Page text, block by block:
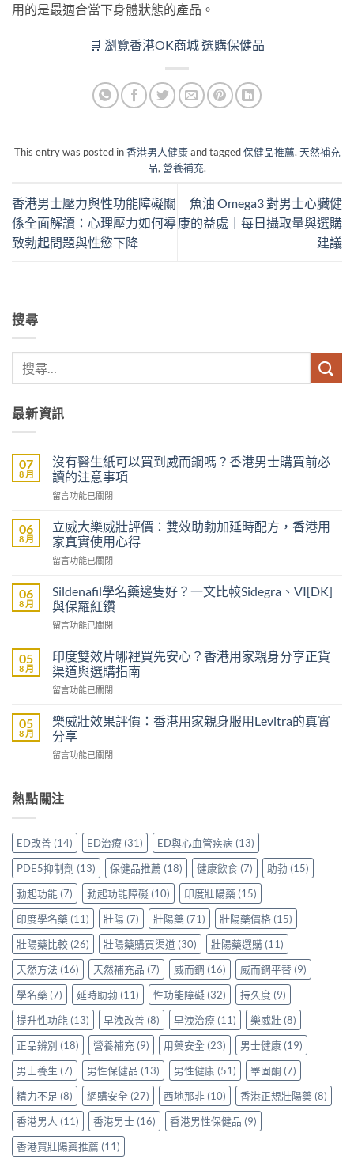
用的是最適合當下身體狀態的產品。
🛒 瀏覽香港OK商城 選購保健品
This entry was posted in香港男人健康and tagged保健品推薦, 天然補充
品, 營養補充.
香港男士壓力與性功能障礙關
係全面解讀：心理壓力如何導
致勃起問題與性慾下降
魚油 Omega3 對男士心臟健
康的益處｜每日攝取量與選購
建議
搜尋
最新資訊
07
8 月
沒有醫生紙可以買到威而鋼嗎？香港男士購買前必
讀的注意事項
在
有
醫
生
紙
以
買
到
威
鋼
嗎？
港
士
購
買
讀
的
意
事
項〉
中
留言功能已關閉
06
8 月
立威大樂威壯評價：雙效助勃加延時配方，香港用
家真實使用心得
在
威
大
樂
威
評
價：
雙
效
勃
加
時
香
家
真
實
使
用
心
得〉
中
留言功能已關閉
06
8 月
Sildenafil學名藥邊隻好？一文比較Sidegra、VI[DK]
與保羅紅鑽
在
學
名
藥
邊
好？
一
文
比
VI[DK]
羅
紅
鑽〉
中
留言功能已關閉
05
8 月
印度雙效片哪裡買先安心？香港用家親身分享正貨
渠道與選購指南
在
度
雙
效
片
買
心？
香
港
用
家
親
身
分
享
正
貨
渠
道
與
選
購
指
南〉
中
留言功能已關閉
05
8 月
樂威壯效果評價：香港用家親身服用Levitra的真實
分享
在
壯
效
評
價：
香
港
用
家
親
身
服
用
Levitra
的
真
實
分
享〉
中
留言功能已關閉
熱點關注
ED改善 (14) ED治療 (31) ED與心血管疾病 (13)
PDE5抑制劑 (13) 保健品推薦 (18) 健康飲食 (7) 助勃 (15)
勃起功能 (7) 勃起功能障礙 (10) 印度壯陽藥 (15)
印度學名藥 (11) 壯陽 (7) 壯陽藥 (71) 壯陽藥價格 (15)
壯陽藥比較 (26) 壯陽藥購買渠道 (30) 壯陽藥選購 (11)
天然方法 (16) 天然補充品 (7) 威而鋼 (16) 威而鋼平替 (9)
學名藥 (7) 延時助勃 (11) 性功能障礙 (32) 持久度 (9)
提升性功能 (13) 早洩改善 (8) 早洩治療 (11) 樂威壯 (8)
正品辨別 (18) 營養補充 (9) 用藥安全 (23) 男士健康 (19)
男士養生 (7) 男性保健品 (13) 男性健康 (51) 睪固酮 (7)
精力不足 (8) 網購安全 (27) 西地那非 (10) 香港正規壯陽藥 (8)
香港男人 (11) 香港男士 (16) 香港男性保健品 (9)
香港買壯陽藥推薦 (11)